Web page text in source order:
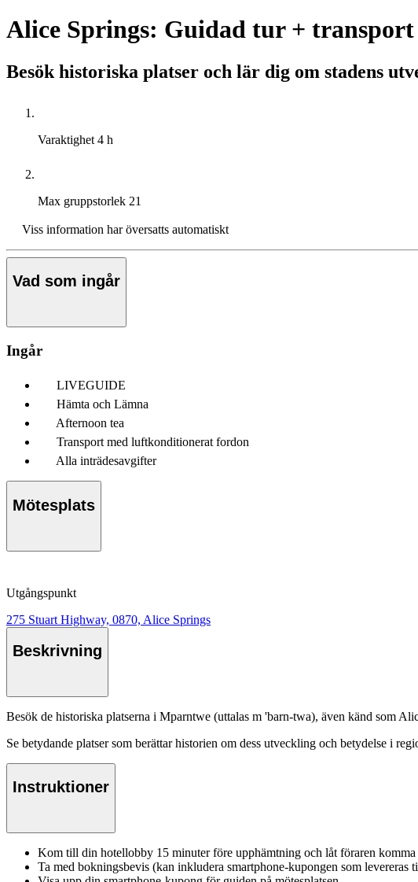
Alice Springs: Guidad tur + transport
Besök historiska platser och lär dig om stadens
Varaktighet 4 h
Max gruppstorlek 21
Viss information har översatts automatiskt
Vad som ingår
Ingår
LIVEGUIDE
Hämta och Lämna
Afternoon tea
Transport med luftkonditionerat fordon
Alla inträdesavgifter
Mötesplats
Utgångspunkt
275 Stuart Highway, 0870, Alice Springs
Beskrivning
Besök de historiska platserna i Mparntwe (uttalas m 'barn-twa), även känd som
Se betydande platser som berättar historien om dess utveckling och betydelse i
Instruktioner
Kom till din hotellobby 15 minuter före upphämtning och låt föraren
Ta med bokningsbevis (kan inkludera smartphone-kupongen som levereras